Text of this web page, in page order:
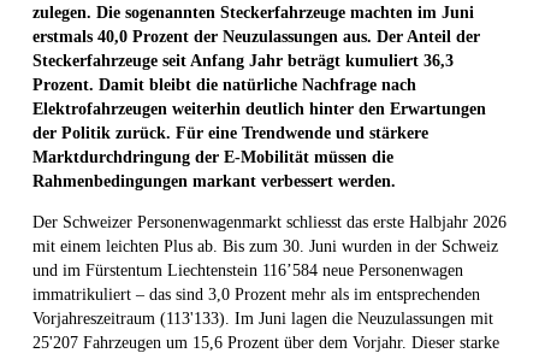
zulegen. Die sogenannten Steckerfahrzeuge machten im Juni
erstmals 40,0 Prozent der Neuzulassungen aus. Der Anteil der
Steckerfahrzeuge seit Anfang Jahr beträgt kumuliert 36,3
Prozent. Damit bleibt die natürliche Nachfrage nach
Elektrofahrzeugen weiterhin deutlich hinter den Erwartungen
der Politik zurück. Für eine Trendwende und stärkere
Marktdurchdringung der E-Mobilität müssen die
Rahmenbedingungen markant verbessert werden.
Der Schweizer Personenwagenmarkt schliesst das erste Halbjahr 2026
mit einem leichten Plus ab. Bis zum 30. Juni wurden in der Schweiz
und im Fürstentum Liechtenstein 116’584 neue Personenwagen
immatrikuliert – das sind 3,0 Prozent mehr als im entsprechenden
Vorjahreszeitraum (113'133). Im Juni lagen die Neuzulassungen mit
25'207 Fahrzeugen um 15,6 Prozent über dem Vorjahr. Dieser starke